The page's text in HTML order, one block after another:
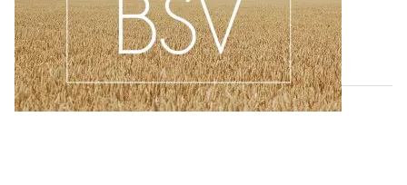
disponibles pour la région CENTRE-VAL DE...
21 JUILL. 2026